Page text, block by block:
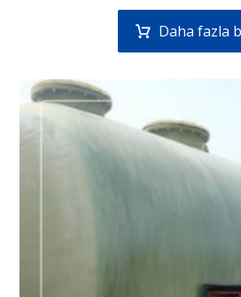
Daha fazla